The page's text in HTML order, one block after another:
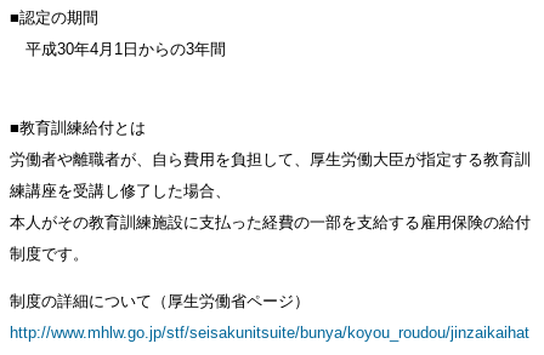
■認定の期間
平成30年4月1日からの3年間
■教育訓練給付とは
労働者や離職者が、自ら費用を負担して、厚生労働大臣が指定する教育訓
練講座を受講し修了した場合、
本人がその教育訓練施設に支払った経費の一部を支給する雇用保険の給付
制度です。
制度の詳細について（厚生労働省ページ）
http://www.mhlw.go.jp/stf/seisakunitsuite/bunya/koyou_roudou/jinzaikaihat